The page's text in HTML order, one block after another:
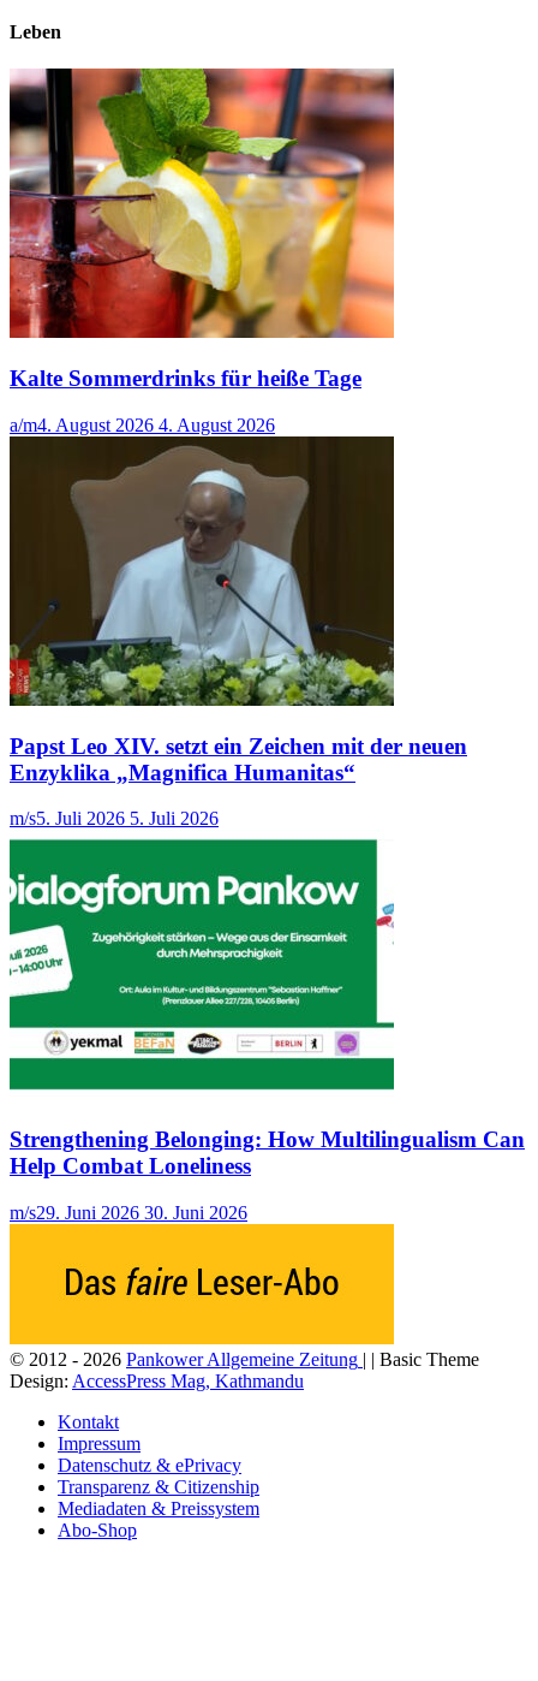
Leben
Kalte Sommerdrinks für heiße Tage
a/m4. August 2026 4. August 2026
Papst Leo XIV. setzt ein Zeichen mit der neuen
Enzyklika „Magnifica Humanitas“
m/s5. Juli 2026 5. Juli 2026
Strengthening Belonging: How Multilingualism Can
Help Combat Loneliness
m/s29. Juni 2026 30. Juni 2026
© 2012 - 2026 Pankower Allgemeine Zeitung | | Basic Theme
Design: AccessPress Mag, Kathmandu
Kontakt
Impressum
Datenschutz & ePrivacy
Transparenz & Citizenship
Mediadaten & Preissystem
Abo-Shop